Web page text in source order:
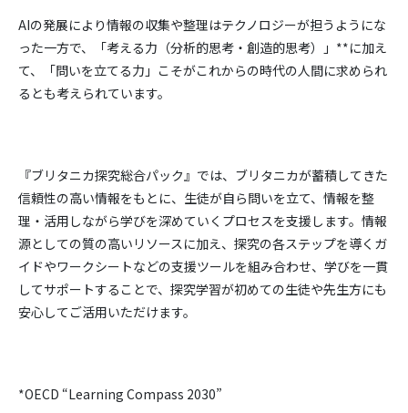
AIの発展により情報の収集や整理はテクノロジーが担うようにな
った一方で、「考える力（分析的思考・創造的思考）」**に加え
て、「問いを立てる力」こそがこれからの時代の人間に求められ
るとも考えられています。
『ブリタニカ探究総合パック』では、ブリタニカが蓄積してきた
信頼性の高い情報をもとに、生徒が自ら問いを立て、情報を整
理・活用しながら学びを深めていくプロセスを支援します。情報
源としての質の高いリソースに加え、探究の各ステップを導くガ
イドやワークシートなどの支援ツールを組み合わせ、学びを一貫
してサポートすることで、探究学習が初めての生徒や先生方にも
安心してご活用いただけます。
*OECD “Learning Compass 2030”